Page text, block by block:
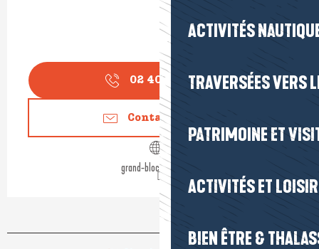
ACTIVITÉS
TRAVERSÉES VERS
PATRIMOINE ET
ACTIVITÉS ET
BIEN ÊTRE &
02 40 23 88▒▒
Contactez-nous
grand-blockhaus.com